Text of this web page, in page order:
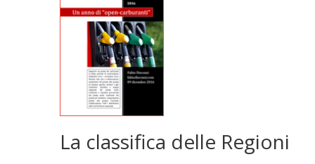
La classifica delle Regioni